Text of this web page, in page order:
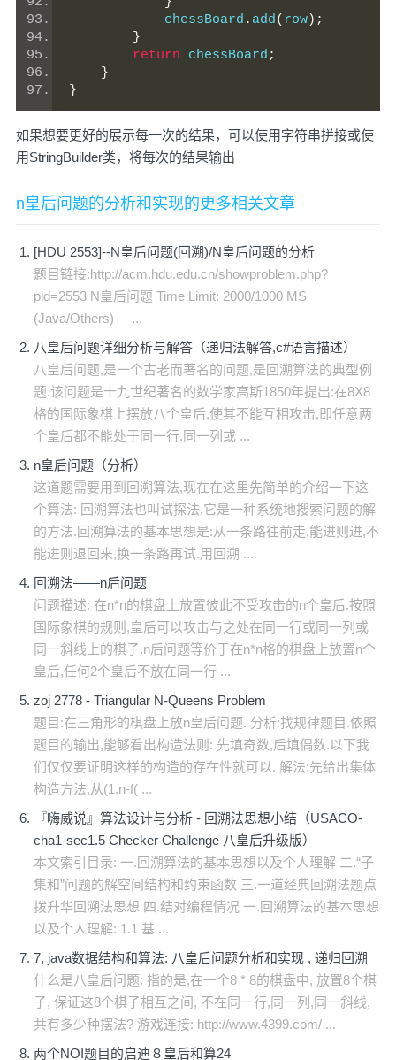
            chessBoard
. add( row);
}
return chessBoard ;
}
}
如果想要更好的展示每一次的结果，可以使用字符串拼接或使
用StringBuilder类，将每次的结果输出
n皇后问题的分析和实现的更多相关文章
[HDU 2553]--N皇后问题(回溯)/N皇后问题的分析
题目链接:http://acm.hdu.edu.cn/showproblem.php?
pid=2553 N皇后问题 Time Limit: 2000/1000 MS
(Java/Others) ...
八皇后问题详细分析与解答（递归法解答,c#语言描述）
八皇后问题,是一个古老而著名的问题,是回溯算法的典型例
题.该问题是十九世纪著名的数学家高斯1850年提出:在8X8
格的国际象棋上摆放八个皇后,使其不能互相攻击,即任意两
个皇后都不能处于同一行.同一列或 ...
n皇后问题（分析）
这道题需要用到回溯算法,现在在这里先简单的介绍一下这
个算法: 回溯算法也叫试探法,它是一种系统地搜索问题的解
的方法.回溯算法的基本思想是:从一条路往前走,能进则进,不
能进则退回来,换一条路再试.用回溯 ...
回溯法——n后问题
问题描述: 在n*n的棋盘上放置彼此不受攻击的n个皇后.按照
国际象棋的规则,皇后可以攻击与之处在同一行或同一列或
同一斜线上的棋子.n后问题等价于在n*n格的棋盘上放置n个
皇后,任何2个皇后不放在同一行 ...
zoj 2778 - Triangular N-Queens Problem
题目:在三角形的棋盘上放n皇后问题. 分析:找规律题目.依照
题目的输出,能够看出构造法则: 先填奇数,后填偶数.以下我
们仅仅要证明这样的构造的存在性就可以. 解法:先给出集体
构造方法,从(1.n-f( ...
『嗨威说』算法设计与分析 - 回溯法思想小结（USACO-
cha1-sec1.5 Checker Challenge 八皇后升级版）
本文索引目录: 一.回溯算法的基本思想以及个人理解 二.“子
集和”问题的解空间结构和约束函数 三.一道经典回溯法题点
拨升华回溯法思想 四.结对编程情况 一.回溯算法的基本思想
以及个人理解: 1.1 基 ...
7, java数据结构和算法: 八皇后问题分析和实现 , 递归回溯
什么是八皇后问题: 指的是,在一个8 * 8的棋盘中, 放置8个棋
子, 保证这8个棋子相互之间, 不在同一行,同一列,同一斜线,
共有多少种摆法? 游戏连接: http://www.4399.com/ ...
两个NOI题目的启迪８皇后和算24